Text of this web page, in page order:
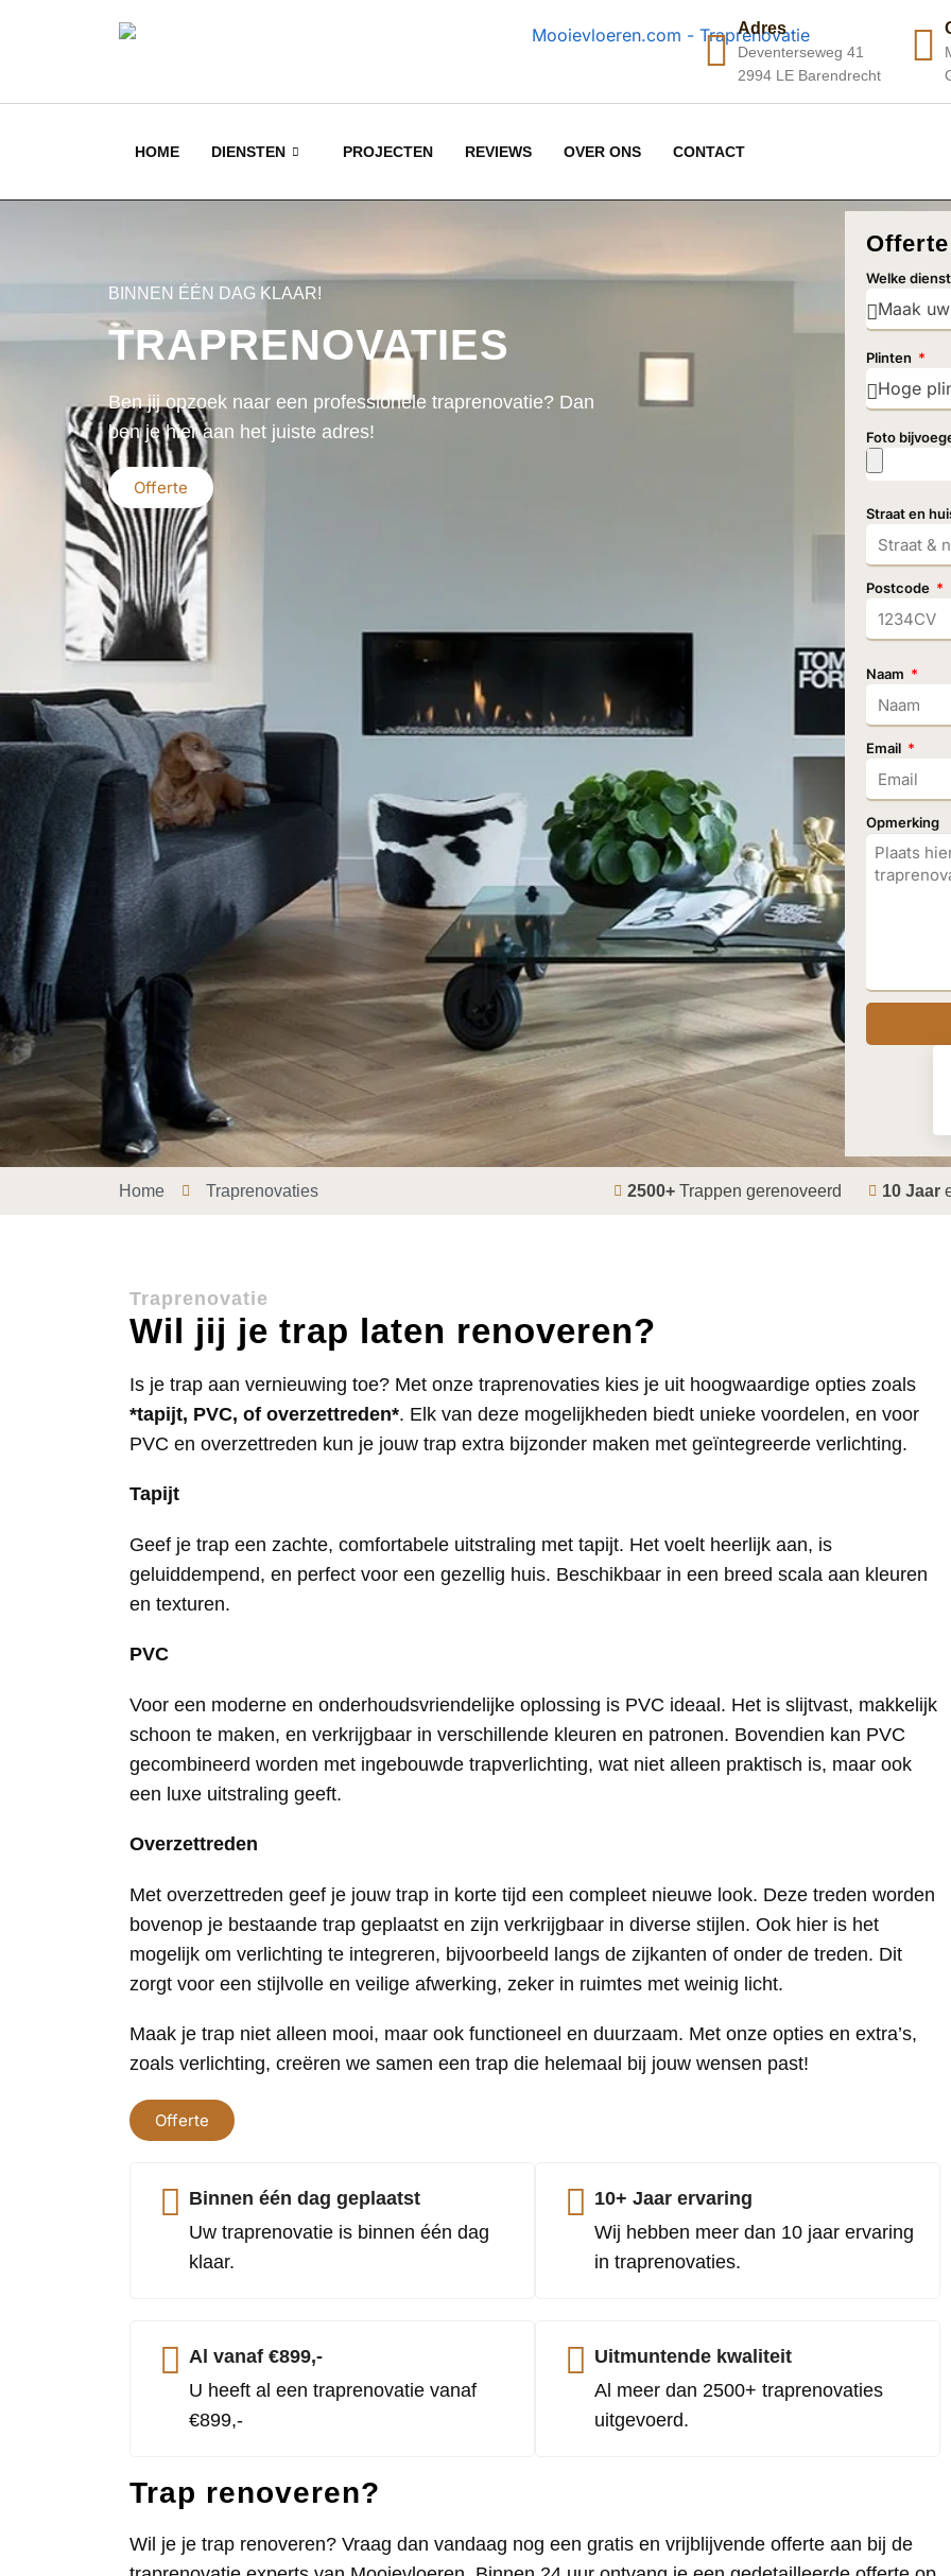
Adres
Deventerseweg 41
2994 LE Barendrecht
HOME DIENSTEN PROJECTEN REVIEWS OVER ONS CONTACT
BINNEN ÉÉN DAG KLAAR!
TRAPRENOVATIES
Ben jij opzoek naar een professionele traprenovatie? Dan
ben je hier aan het juiste adres!
Offerte
Welke
Plinten
Foto
Straat en
Postcode
Naam
Email
Opmerking
Home Traprenovaties 2500+Trappen gerenoveerd 10 Jaar
Traprenovatie
Wil jij je trap laten renoveren?
Is je trap aan vernieuwing toe? Met onze traprenovaties kies je uit hoogwaardige opties zoals
*tapijt, PVC, of overzettreden*. Elk van deze mogelijkheden biedt unieke voordelen, en voor
PVC en overzettreden kun je jouw trap extra bijzonder maken met geïntegreerde verlichting.
Tapijt
Geef je trap een zachte, comfortabele uitstraling met tapijt. Het voelt heerlijk aan, is
geluiddempend, en perfect voor een gezellig huis. Beschikbaar in een breed scala aan kleuren
en texturen.
PVC
Voor een moderne en onderhoudsvriendelijke oplossing is PVC ideaal. Het is slijtvast, makkelijk
schoon te maken, en verkrijgbaar in verschillende kleuren en patronen. Bovendien kan PVC
gecombineerd worden met ingebouwde trapverlichting, wat niet alleen praktisch is, maar ook
een luxe uitstraling geeft.
Overzettreden
Met overzettreden geef je jouw trap in korte tijd een compleet nieuwe look. Deze treden worden
bovenop je bestaande trap geplaatst en zijn verkrijgbaar in diverse stijlen. Ook hier is het
mogelijk om verlichting te integreren, bijvoorbeeld langs de zijkanten of onder de treden. Dit
zorgt voor een stijlvolle en veilige afwerking, zeker in ruimtes met weinig licht.
Maak je trap niet alleen mooi, maar ook functioneel en duurzaam. Met onze opties en extra’s,
zoals verlichting, creëren we samen een trap die helemaal bij jouw wensen past!
Offerte
Binnen één dag geplaatst
Uw traprenovatie is binnen één dag
klaar.
10+ Jaar ervaring
Wij hebben meer dan 10 jaar ervaring
in traprenovaties.
Al vanaf €899,-
U heeft al een traprenovatie vanaf
€899,-
Uitmuntende kwaliteit
Al meer dan 2500+ traprenovaties
uitgevoerd.
Trap renoveren?
Wil je je trap renoveren? Vraag dan vandaag nog een gratis en vrijblijvende offerte aan bij de